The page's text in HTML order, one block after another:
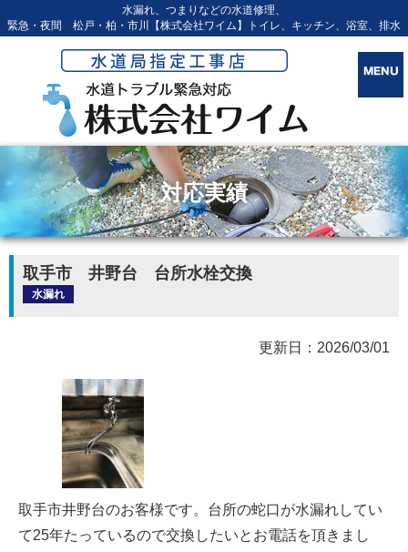
水漏れ、つまりなどの水道修理、
緊急・夜間 松戸・柏・市川【株式会社ワイム】トイレ、キッチン、浴室、排水
対応実績
取手市 井野台 台所水栓交換
水漏れ
更新日：2026/03/01
取手市井野台のお客様です。台所の蛇口が水漏れしてい
て25年たっているので交換したいとお電話を頂きまし